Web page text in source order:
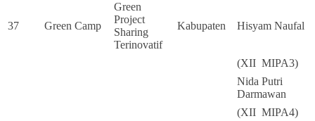
37 Green Camp
Green
Project
Sharing
Terinovatif
Kabupaten Hisyam Naufal
(XII MIPA3)
Nida Putri
Darmawan
(XII MIPA4)